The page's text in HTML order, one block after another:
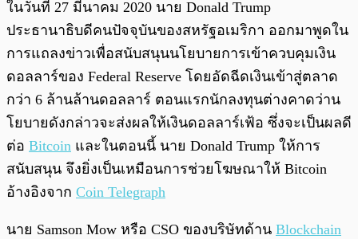
ในวันที่ 27 มีนาคม 2020 นาย Donald Trump
ประธานาธิบดีคนปัจจุบันของสหรัฐอเมริกา ออกมาพูดใน
การแถลงข่าวเพื่อสนับสนุนนโยบายการเข้าควบคุมเงิน
ดอลลาร์ของ Federal Reserve โดยอัดฉีดเงินเข้าสู่ตลาด
กว่า 6 ล้านล้านดอลลาร์ ตอนแรกนักลงทุนต่างคาดว่าน
โยบายดังกล่าวจะส่งผลให้เงินดอลลาร์เฟ้อ ซึ่งจะเป็นผลดี
ต่อ Bitcoin และในตอนนี้ นาย Donald Trump ให้การ
สนับสนุน จึงยิ่งเป็นเหมือนการช่วยโฆษณาให้ Bitcoin
อ้างอิงจาก Coin Telegraph
นาย Samson Mow หรือ CSO ของบริษัทด้าน Blockchain